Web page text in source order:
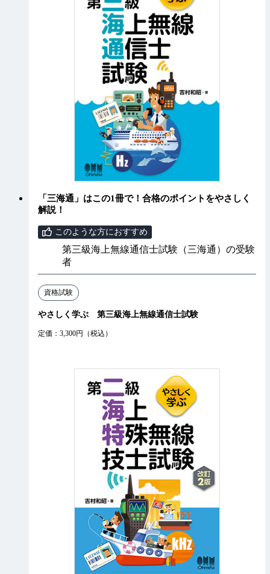
「三海通」はこの1冊で！合格のポイントをやさしく
解説！
このような方におすすめ
第三級海上無線通信士試験（三海通）の受験
者
資格試験
やさしく学ぶ 第三級海上無線通信士試験
定価：3,300円（税込）